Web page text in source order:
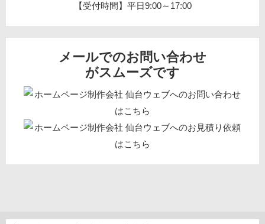
【受付時間】平日9:00～17:00
メールでのお問い合わせ
がスムーズです